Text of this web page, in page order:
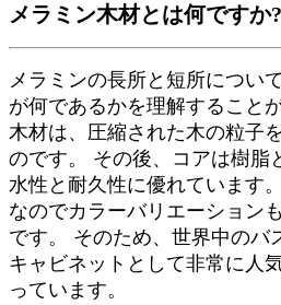
メラミン木材とは何ですか?
メラミンの長所と短所につい
が何であるかを理解すること
木材は、圧縮された木の粒子
のです。 その後、コアは樹脂
水性と耐久性に優れています
なのでカラーバリエーション
です。 そのため、世界中のバ
キャビネットとして非常に人
っています。